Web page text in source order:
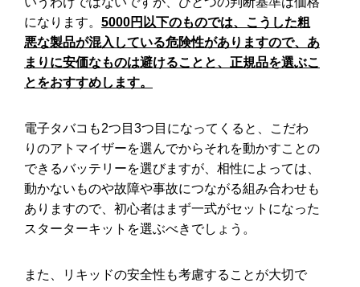
になります。 5000円以下のものでは、こうした粗
悪な製品が混入している危険性がありますので、あ
まりに安価なものは避けることと、正規品を選ぶこ
とをおすすめします。
電子タバコも2つ目3つ目になってくると、こだわ
りのアトマイザーを選んでからそれを動かすことの
できるバッテリーを選びますが、相性によっては、
動かないものや故障や事故につながる組み合わせも
ありますので、初心者はまず一式がセットになった
スターターキットを選ぶべきでしょう。
また、リキッドの安全性も考慮することが大切で